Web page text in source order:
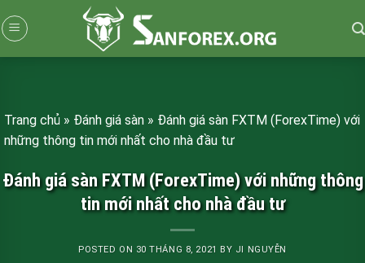
to
Trang chủ » Đánh giá sàn » Đánh giá sàn FXTM (ForexTime) với
những thông tin mới nhất cho nhà đầu tư
Đánh giá sàn FXTM (ForexTime) với những thông
tin mới nhất cho nhà đầu tư
POSTED ON 30 THÁNG 8, 2021 BY JI NGUYỄN